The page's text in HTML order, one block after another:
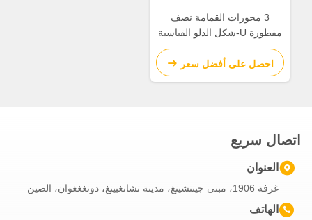
3 محورات القمامة نصف
مقطورة U-شكل الدلو القياسية
(حجم الصندوق (القطر الداخلي)
9200x2200x1200mm)
احصل على أفضل سعر
اتصال سريع
العنوان
غرفة 1906، مبنى جينتشينغ، مدينة تشانغبينغ، دونغغغوان، الصين
الهاتف